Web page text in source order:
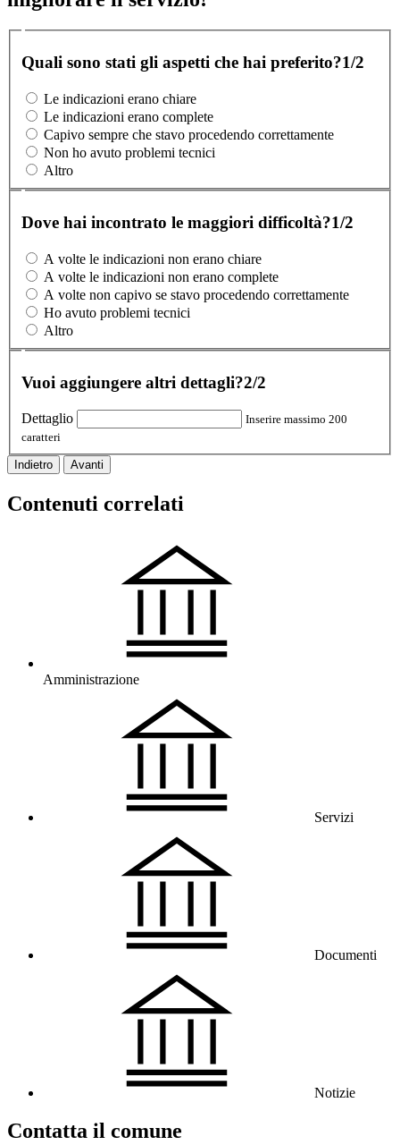
Quali sono stati gli aspetti che hai preferito?1/2
Le indicazioni erano chiare
Le indicazioni erano complete
Capivo sempre che stavo procedendo correttamente
Non ho avuto problemi tecnici
Altro
Dove hai incontrato le maggiori difficoltà?1/2
A volte le indicazioni non erano chiare
A volte le indicazioni non erano complete
A volte non capivo se stavo procedendo correttamente
Ho avuto problemi tecnici
Altro
Vuoi aggiungere altri dettagli?2/2
Dettaglio
Inserire massimo 200
caratteri
Indietro Avanti
Contenuti correlati
Amministrazione
Servizi
Documenti
Notizie
Contatta il comune